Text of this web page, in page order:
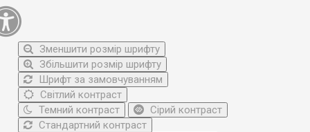
Зменшити розмір шрифту
Збільшити розмір шрифту
Шрифт за замовчуванням
Світлий контраст
Темний контраст
Сірий контраст
Стандартний контраст